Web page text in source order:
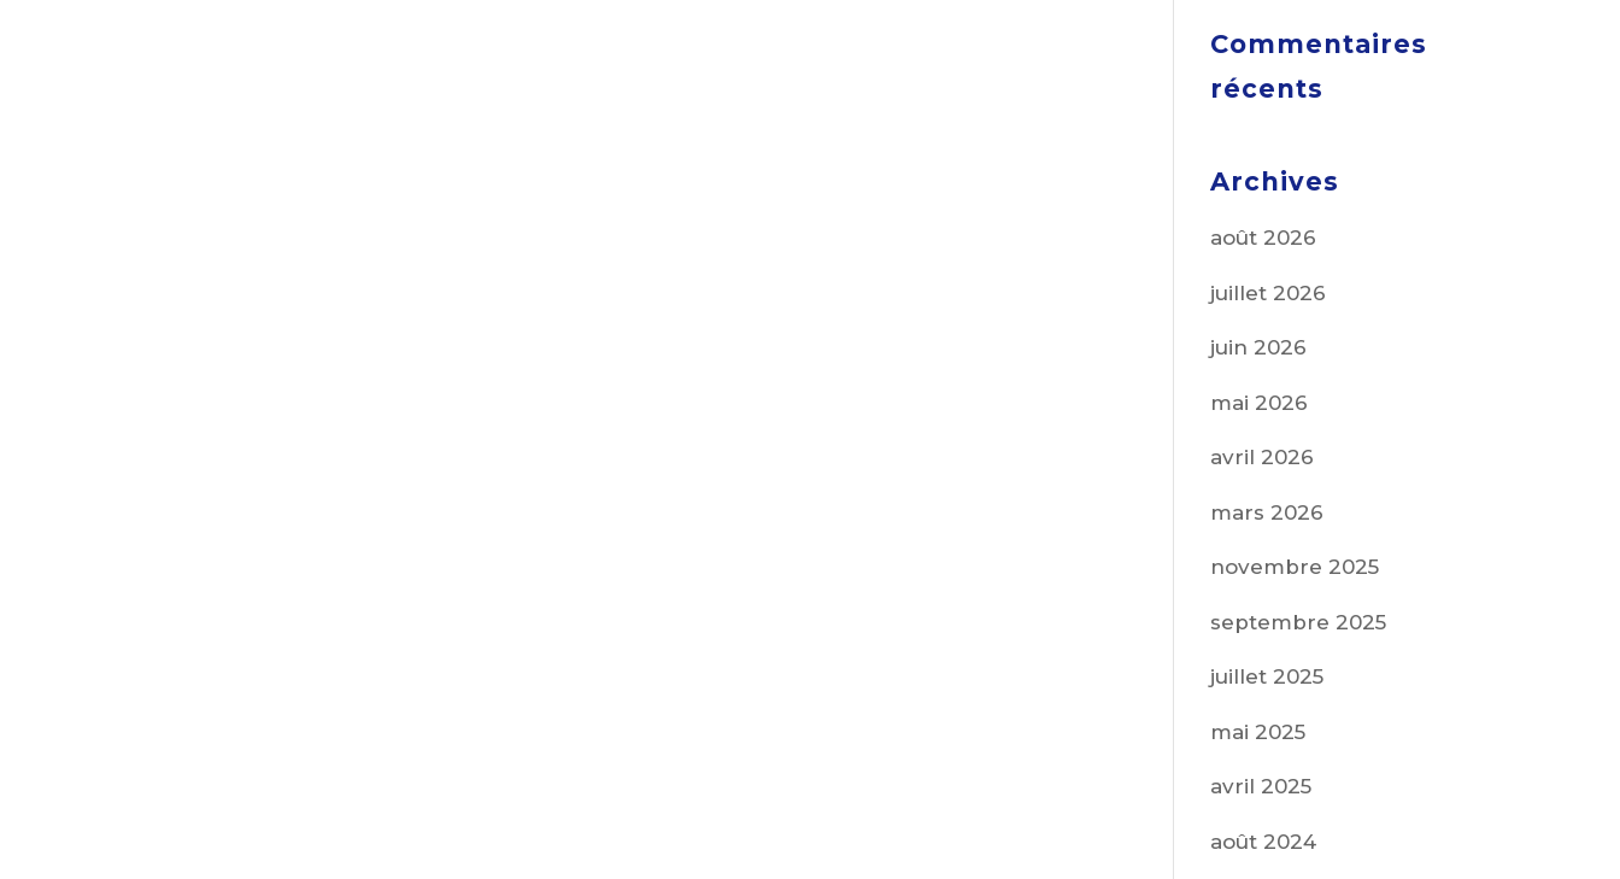
Commentaires
récents
Archives
août 2026
juillet 2026
juin 2026
mai 2026
avril 2026
mars 2026
novembre 2025
septembre 2025
juillet 2025
mai 2025
avril 2025
août 2024